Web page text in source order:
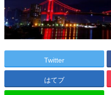
Twitter
はてブ